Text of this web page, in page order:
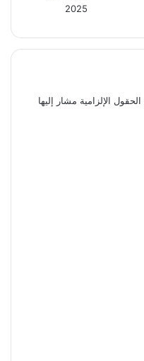
2025
الحقول الإلزامية مشار إليها